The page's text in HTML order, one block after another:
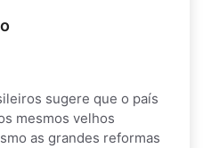
sugere que o país
mesmos velhos
as grandes reformas